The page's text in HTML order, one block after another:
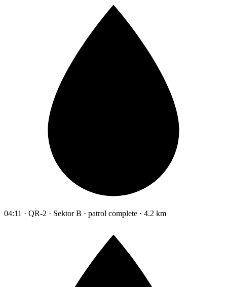
04:11 · QR-2 · Sektor B · patrol complete · 4.2 km